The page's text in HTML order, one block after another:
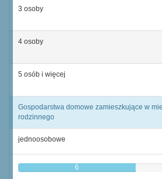
3 osoby
4 osoby
5 osób i więcej
Gospodarstwa domowe zamieszkujące w
rodzinnego
jednoosobowe
6